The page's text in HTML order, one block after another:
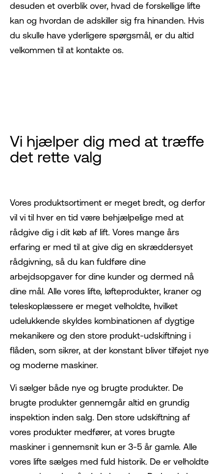
desuden et overblik over, hvad de forskellige lifte
kan og hvordan de adskiller sig fra hinanden. Hvis
du skulle have yderligere spørgsmål, er du altid
velkommen til at kontakte os.
Vi hjælper dig med at træffe
det rette valg
Vores produktsortiment er meget bredt, og derfor
vil vi til hver en tid være behjælpelige med at
rådgive dig i dit køb af lift. Vores mange års
erfaring er med til at give dig en skræddersyet
rådgivning, så du kan fuldføre dine
arbejdsopgaver for dine kunder og dermed nå
dine mål. Alle vores lifte, løfteprodukter, kraner og
teleskoplæssere er meget velholdte, hvilket
udelukkende skyldes kombinationen af dygtige
mekanikere og den store produkt-udskiftning i
flåden, som sikrer, at der konstant bliver tilføjet nye
og moderne maskiner.
Vi sælger både nye og brugte produkter. De
brugte produkter gennemgår altid en grundig
inspektion inden salg. Den store udskiftning af
vores produkter medfører, at vores brugte
maskiner i gennemsnit kun er 3-5 år gamle. Alle
vores lifte sælges med fuld historik. De er velholdte